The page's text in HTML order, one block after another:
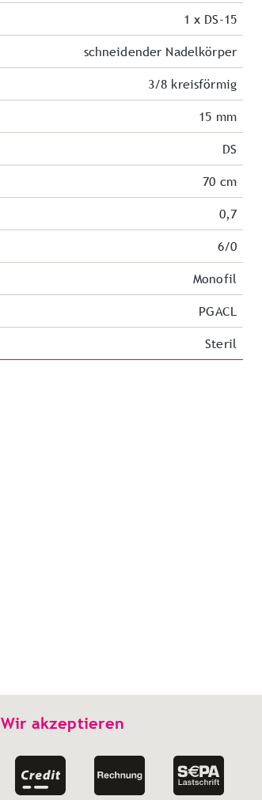
1 x DS-15
schneidender Nadelkörper
3/8 kreisförmig
15 mm
DS
70 cm
0,7
6/0
Monofil
PGACL
Steril
Wir akzeptieren